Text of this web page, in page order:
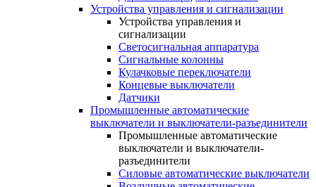
Устройства управления и сигнализации
Устройства управления и
сигнализации
Светосигнальная аппаратура
Сигнальные колонны
Кулачковые переключатели
Концевые выключатели
Датчики
Промышленные автоматические
выключатели и выключатели-разъединители
Промышленные автоматические
выключатели и выключатели-
разъединители
Силовые автоматические выключатели